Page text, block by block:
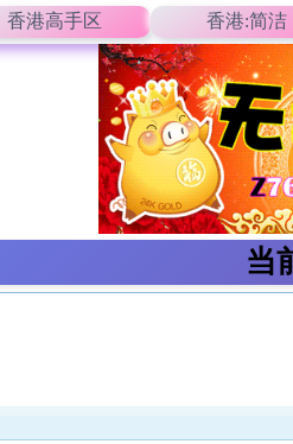
香港高手区 香港:简洁
当